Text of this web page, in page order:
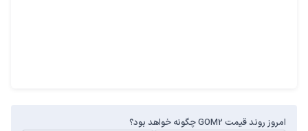
امروز روند قیمت GOM2 چگونه خواهد بود؟